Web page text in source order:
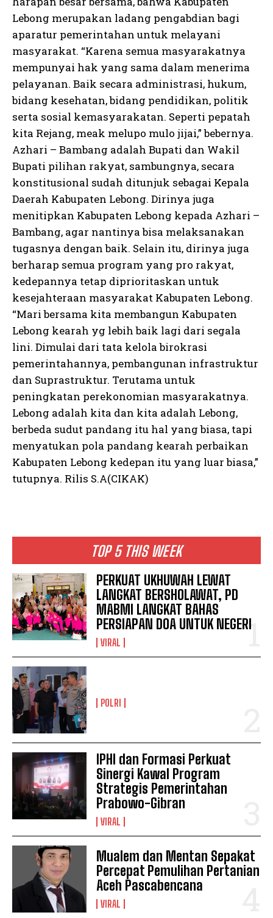
TOP 5 THIS WEEK
PERKUAT UKHUWAH LEWAT
LANGKAT BERSHOLAWAT, PD
MABMI LANGKAT BAHAS
PERSIAPAN DOA UNTUK NEGERI
VIRAL
POLRI
IPHI dan Formasi Perkuat
Sinergi Kawal Program
Strategis Pemerintahan
Prabowo-Gibran
VIRAL
Mualem dan Mentan Sepakat
Percepat Pemulihan Pertanian
Aceh Pascabencana
VIRAL
Lebong merupakan ladang pengabdian bagi
aparatur pemerintahan untuk melayani
masyarakat. “Karena semua masyarakatnya
mempunyai hak yang sama dalam menerima
pelayanan. Baik secara administrasi, hukum,
bidang kesehatan, bidang pendidikan, politik
serta sosial kemasyarakatan. Seperti pepatah
kita Rejang, meak melupo mulo jijai,” bebernya.
Azhari – Bambang adalah Bupati dan Wakil
Bupati pilihan rakyat, sambungnya, secara
konstitusional sudah ditunjuk sebagai Kepala
Daerah Kabupaten Lebong. Dirinya juga
menitipkan Kabupaten Lebong kepada Azhari –
Bambang, agar nantinya bisa melaksanakan
tugasnya dengan baik. Selain itu, dirinya juga
berharap semua program yang pro rakyat,
kedepannya tetap diprioritaskan untuk
kesejahteraan masyarakat Kabupaten Lebong.
“Mari bersama kita membangun Kabupaten
Lebong kearah yg lebih baik lagi dari segala
lini. Dimulai dari tata kelola birokrasi
pemerintahannya, pembangunan infrastruktur
dan Suprastruktur. Terutama untuk
peningkatan perekonomian masyarakatnya.
Lebong adalah kita dan kita adalah Lebong,
berbeda sudut pandang itu hal yang biasa, tapi
menyatukan pola pandang kearah perbaikan
Kabupaten Lebong kedepan itu yang luar biasa,”
tutupnya. Rilis S.A(CIKAK)